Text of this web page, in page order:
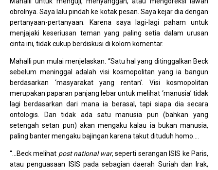
obrolnya. Saya lalu pindah ke kotak pesan. Saya kejar dia dengan
pertanyaan-pertanyaan. Karena saya lagi-lagi paham untuk
menjajaki keseriusan teman yang paling setia dalam urusan
cinta ini, tidak cukup berdiskusi di kolom komentar.
Mahalli pun mulai menjelaskan: “Satu hal yang ditinggalkan Beck
sebelum meninggal adalah visi kosmopolitan yang ia bangun
berdasarkan ‘masyarakat yang rentan’. Visi kosmopolitan
merupakan paparan panjang lebar untuk melihat ‘manusia’ tidak
lagi berdasarkan dari mana ia berasal, tapi siapa dia secara
ontologis. Dan tidak ada satu manusia pun (bahkan yang
setengah setan pun) akan mengaku kalau ia bukan manusia,
paling banter mengaku bajingan karena takut dituduh homo….
“…Beck melihat post national war, seperti serangan ISIS ke Paris,
atau penguasaan ISIS pada sebagian daerah Suriah dan Irak,